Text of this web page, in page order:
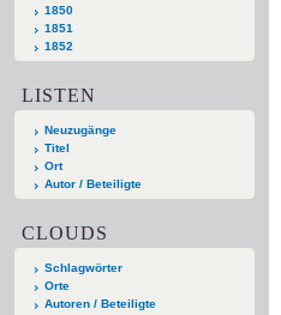
1850
1851
1852
LISTEN
Neuzugänge
Titel
Ort
Autor / Beteiligte
CLOUDS
Schlagwörter
Orte
Autoren / Beteiligte